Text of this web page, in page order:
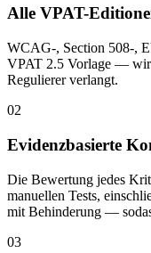
Alle VPAT-
WCAG-, Section 508-,
VPAT 2.5 Vorlage — wir
Regulierer verlangt.
02
Evidenzbasierte
Die Bewertung jedes
manuellen Tests,
mit Behinderung —
03